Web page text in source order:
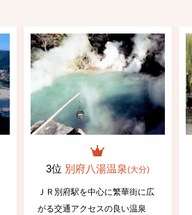
3位 別府八湯温泉(大分)
ＪＲ別府駅を中心に繁華街に広
がる交通アクセスの良い温泉